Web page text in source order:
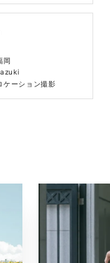
岡
ケーション撮影